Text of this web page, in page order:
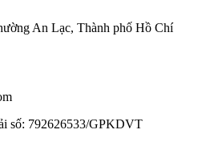
An Lạc, Thành phố Hồ Chí
số: 792626533/GPKDVT